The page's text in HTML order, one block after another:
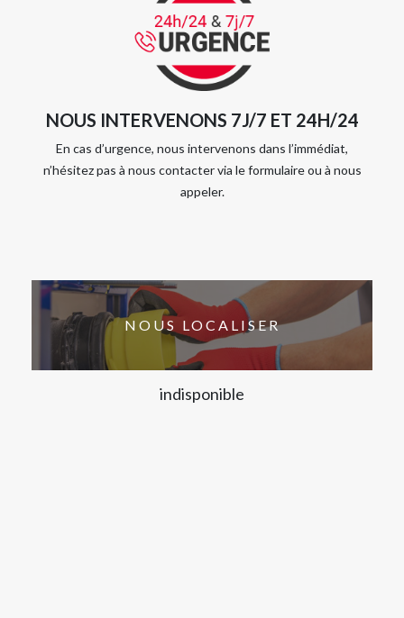
NOUS INTERVENONS 7J/7 ET 24H/24
En cas d’urgence, nous intervenons dans l’immédiat,
n’hésitez pas à nous contacter via le formulaire ou à nous
appeler.
NOUS LOCALISER
indisponible